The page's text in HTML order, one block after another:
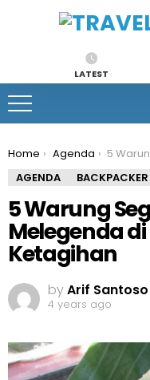
LATEST
You are here:
Home Agenda
5 Warung Sego Cawuk
AGENDA
BACKPACKER
5 Warung
Melegenda
Ketagihan
byArif Santoso
4 years ago